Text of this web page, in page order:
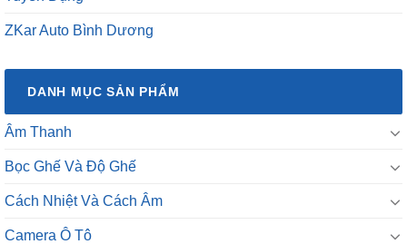
ZKar Auto Bình Dương
DANH MỤC SẢN PHẨM
Âm Thanh
Bọc Ghế Và Độ Ghế
Cách Nhiệt Và Cách Âm
Camera Ô Tô